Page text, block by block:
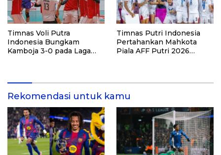
Timnas Voli Putra
Indonesia Bungkam
Kamboja 3-0 pada Laga
Timnas Putri Indonesia
Pertahankan Mahkota
Piala AFF Putri 2026
Rekomendasi untuk kamu